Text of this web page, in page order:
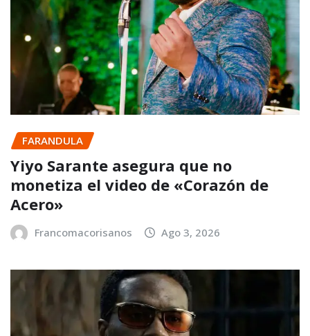
FARANDULA
Yiyo Sarante asegura que no
monetiza el video de «Corazón de
Acero»
Francomacorisanos Ago 3, 2026